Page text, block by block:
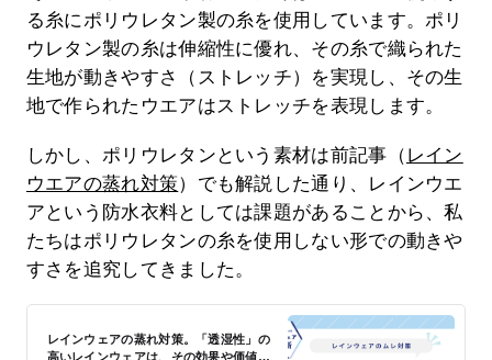
る糸にポリウレタン製の糸を使用しています。ポリ
ウレタン製の糸は伸縮性に優れ、その糸で織られた
生地が動きやすさ（ストレッチ）を実現し、その生
地で作られたウエアはストレッチを表現します。
しかし、ポリウレタンという素材は前記事（ レイン
ウエアの蒸れ対策）でも解説した通り、レインウエ
アという防水衣料としては課題があることから、私
たちはポリウレタンの糸を使用しない形での動きや
すさを追究してきました。
レインウェアの蒸れ対策。「透湿性」の
高いレインウェアは、その効果や価値が